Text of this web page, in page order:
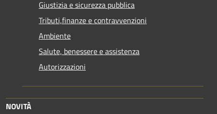
Giustizia e sicurezza pubblica
Tributi,finanze e contravvenzioni
Ambiente
Salute, benessere e assistenza
Autorizzazioni
NOVITÀ